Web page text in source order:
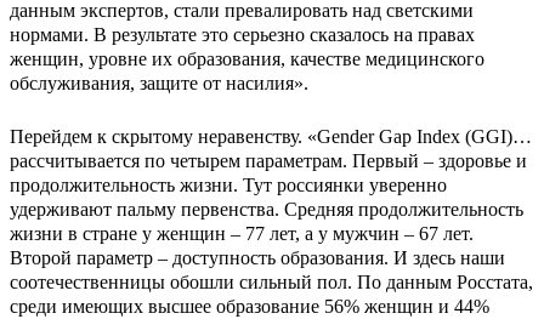
данным экспертов, стали превалировать над светскими
нормами. В результате это серьезно сказалось на правах
женщин, уровне их образования, качестве медицинского
обслуживания, защите от насилия».
Перейдем к скрытому неравенству. «Gender Gap Index (GGI)…
рассчитывается по четырем параметрам. Первый – здоровье и
продолжительность жизни. Тут россиянки уверенно
удерживают пальму первенства. Средняя продолжительность
жизни в стране у женщин – 77 лет, а у мужчин – 67 лет.
Второй параметр – доступность образования. И здесь наши
соотечественницы обошли сильный пол. По данным Росстата,
среди имеющих высшее образование 56% женщин и 44%